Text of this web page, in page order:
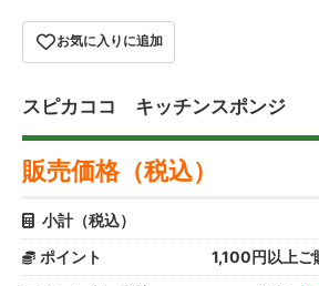
お気に入りに追加
スピカココ キッチンスポンジ
販売価格（税込）
小計（税込）
ポイント
1,100円以上ご